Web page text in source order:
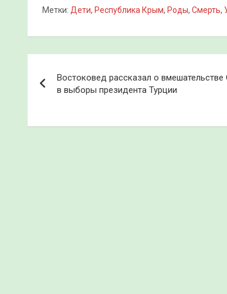
Метки: Дети, Республика Крым, Роды, Смерть,
по
Востоковед рассказал о
в выборы президента Турции